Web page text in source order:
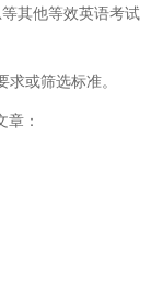
其他等效英语考试
或筛选标准。
章：